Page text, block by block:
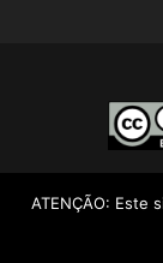
ATENÇÃO: Este